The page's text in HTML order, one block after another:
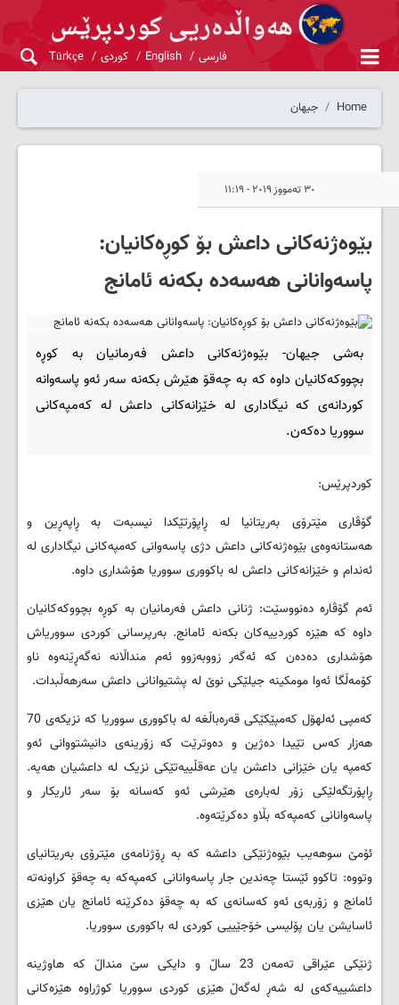
فارسی English کوردی Türkçe
Home جیهان
٣٠ تەمووز ٢٠١٩ - ١١:١٩
بێوه‌ژنه‌کانی داعش بۆ کوڕه‌کانیان:
پاسه‌وانانی هه‌سه‌ده‌ بکه‌نه‌ ئامانج
به‌شی جیهان- بێوه‌ژنه‌کانی داعش فه‌رمانیان به‌ کوڕه‌
بچووکه‌کانیان داوه‌ که‌ به‌ چه‌قۆ هێرش بکه‌نه‌ سه‌ر ئه‌و پاسه‌وانه‌
کوردانه‌ی که‌ نیگاداری له‌ خێزانه‌کانی داعش له که‌مپه‌کانی‌
سووریا ده‌که‌ن.
کوردپرێس:
گۆڤاری مێترۆی به‌ریتانیا له‌ ڕاپۆرتێکدا نیسبه‌ت به‌ ڕاپه‌ڕین و
هه‌ستانه‌وه‌ی بێوه‌ژنه‌کانی داعش دژی پاسه‌وانی که‌مپه‌کانی نیگاداری له‌
ئه‌ندام و خێزانه‌کانی داعش له‌ باکووری سووریا هۆشداری داوه‌.
ئه‌م گۆڤاره‌ ده‌نووسێت: ژنانی داعش فه‌رمانیان به‌ کوڕه‌ بچووکه‌کانیان
داوه‌ که‌ هێزه‌ کوردییه‌کان بکه‌نه‌ ئامانج. به‌رپرسانی کوردی سووریاش
هۆشداری ده‌ده‌ن که‌ ئه‌گه‌ر زووبه‌زوو ئه‌م منداڵانه‌ نه‌گه‌ڕێنه‌وه‌ ناو
کۆمه‌ڵگا ئه‌وا مومکینه‌ جیلێکی نوێ له‌ پشتیوانانی داعش سه‌رهه‌ڵبدات.
که‌مپی ئه‌لهۆل که‌مپێکێکی قه‌ره‌باڵغه‌ له‌ باکووری سووریا که‌ نزیکه‌ی 70
هه‌زار که‌س تێیدا ده‌ژین و ده‌وترێت که‌ زۆرینه‌ی دانیشتووانی ئه‌و
که‌مپه‌ یان خێزانی داعشن یان عه‌قڵییه‌تێکی نزیک له‌ داعشیان هه‌یه‌.
ڕاپۆرتگه‌لێکی زۆر له‌باره‌ی هێرشی ئه‌و که‌سانه‌ بۆ سه‌ر ئاریکار و
پاسه‌وانانی که‌مپه‌که‌ بڵاو ده‌کرێته‌وه‌.
ئۆمێ سوهه‌یب بێوه‌ژنێکی داعشه‌ که‌ به‌ ڕۆژنامه‌ی مێترۆی به‌ریتانیای
وتووه‌: تاکوو ئێستا چه‌ندین جار پاسه‌وانانی که‌مپه‌که‌ به‌ چه‌قۆ کراونه‌ته‌
ئامانج و زۆربه‌ی ئه‌و که‌سانه‌ی که‌ به‌ چه‌قۆ ده‌کرێنه‌ ئامانج یان هێزی
ئاسایشن یان پۆلیسی خۆجێییی کوردی له‌ باکووری سووریا.
ژنێکی عێراقی ته‌مه‌ن 23 ساڵ و دایکی سێ منداڵ که‌ هاوژینه‌
داعشییه‌که‌ی له‌ شه‌ڕ له‌گه‌ڵ هێزی کوردی سووریا کوژراوه‌ هێزه‌کانی